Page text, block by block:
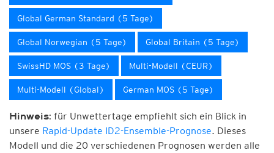
Global German Standard (5 Tage)
Global Norwegian (5 Tage) Global Britain (5 Tage)
SwissHD MOS (3 Tage) Multi-Modell (CEUR)
Multi-Modell (Global) German MOS (5 Tage)
Hinweis: für Unwettertage empfiehlt sich ein Blick in
unsere Rapid-Update ID2-Ensemble-Prognose. Dieses
Modell und die 20 verschiedenen Prognosen werden alle